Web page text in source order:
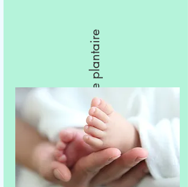
Refléxologie plantaire